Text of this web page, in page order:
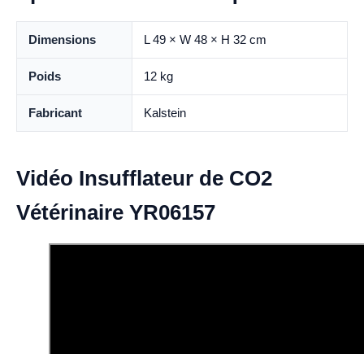
Dimensions L 49 × W 48 × H 32 cm
Poids 12 kg
Fabricant Kalstein
Vidéo Insufflateur de CO2
Vétérinaire YR06157